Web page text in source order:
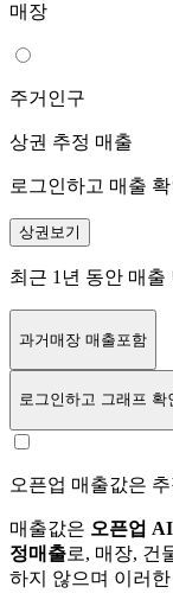
매장
주거인구
상권 추정 매출
로그인하고 매출 확
상권보기
최근 1년 동안 매출
과거매장 매출포함
로그인하고 그래프 확
오픈업 매출값은
매출값은 오픈업
정매출로, 매장, 건
하지 않으며 이러